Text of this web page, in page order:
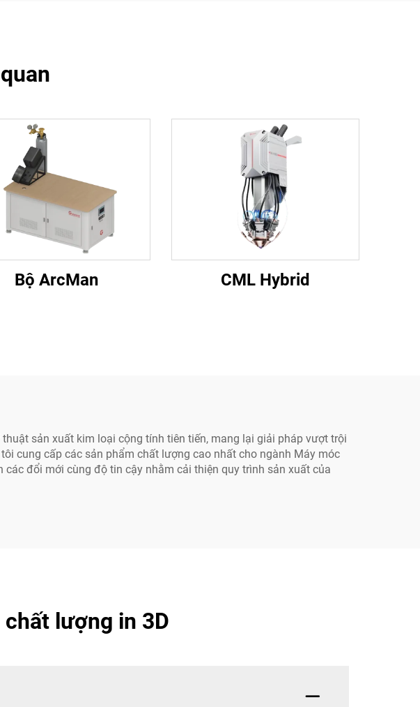
Bộ ArcMan CML Hybrid
sản xuất kim loại cộng tính tiên tiến, mang lại giải pháp vượt trội
cung cấp các sản phẩm chất lượng cao nhất cho ngành Máy móc
đổi mới cùng độ tin cậy nhằm cải thiện quy trình sản xuất của
lượng in 3D